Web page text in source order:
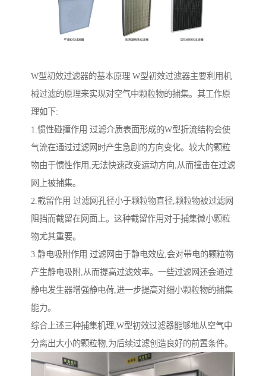
W型初效过滤器的基本原理 W型初效过滤器主要利用机
械过滤的原理来实现对空气中颗粒物的捕集。其工作原
理如下:
1.惯性碰撞作用 过滤介质表面形成的W型折流结构会使
气流在通过过滤网时产生急剧的方向变化。较大的颗粒
物由于惯性作用,无法快速改变运动方向,从而撞击在过滤
网上被捕集。
2.截留作用 过滤网孔径小于颗粒物直径,颗粒物被过滤网
阻挡而截留在网面上。这种截留作用对于捕集微小颗粒
物尤其重要。
3.静电吸附作用 过滤网由于静电效应,会对带电的颗粒物
产生静电吸附,从而提高过滤效率。一些过滤网还会通过
静电发生器增强静电荷,进一步提高对细小颗粒物的捕集
能力。
综合上述三种捕集机理,W型初效过滤器能够地从空气中
分离出大小的颗粒物,为后续过滤创造良好的前置条件。